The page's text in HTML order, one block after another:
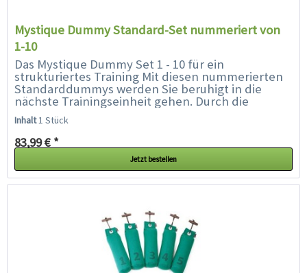
Mystique Dummy Standard-Set nummeriert von
1-10
Das Mystique Dummy Set 1 - 10 für ein
strukturiertes Training Mit diesen nummerierten
Standarddummys werden Sie beruhigt in die
nächste Trainingseinheit gehen. Durch die
Nummerierung werden Sie immer sicher wissen,
wo Sie...
Inhalt1 Stück
83,99 € *
Jetzt bestellen